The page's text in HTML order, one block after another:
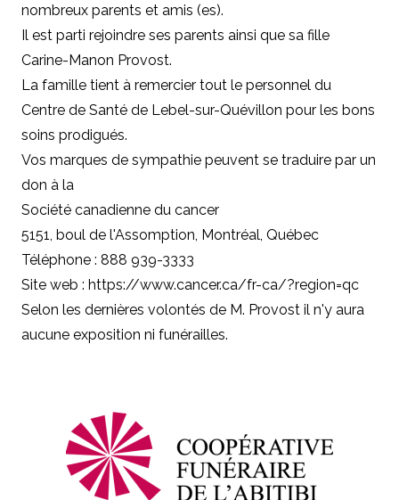
nombreux parents et amis (es).
Il est parti rejoindre ses parents ainsi que sa fille
Carine-Manon Provost.
La famille tient à remercier tout le personnel du
Centre de Santé de Lebel-sur-Quévillon pour les bons
soins prodigués.
Vos marques de sympathie peuvent se traduire par un
don à la
Société canadienne du cancer
5151, boul de l'Assomption, Montréal, Québec
Téléphone : 888 939-3333
Site web : https://www.cancer.ca/fr-ca/?region=qc
Selon les dernières volontés de M. Provost il n'y aura
aucune exposition ni funérailles.